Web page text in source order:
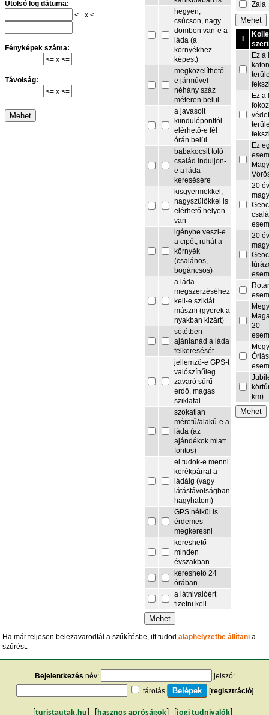
Utolsó log dátuma:
<= x <=
Fényképek száma:
<= x <=
Távolság:
<= x <=
hegyen,
csúcson, nagy
dombon van-e a
láda (a
környékhez
képest)
megközelíthető-
e járművel
néhány száz
méteren belül
a javasolt
kiindulóponttól
elérhető-e fél
órán belül
babakocsit toló
család induljon-
e a láda
keresésére
kisgyermekkel,
nagyszülőkkel is
elérhető helyen
van
igénybe veszi-e
a cipőt, ruhát a
környék
(csalános,
bogáncsos)
a láda
megszerzéséhez
kell-e sziklát
mászni (gyerek a
nyakban kizárt)
sötétben
ajánlanád a láda
felkeresését
jellemző-e GPS-t
valószínűleg
zavaró sűrű
erdő, magas
sziklafal
szokatlan
méretű/alakú-e a
láda (az
ajándékok miatt
fontos)
el tudok-e menni
kerékpárral a
ládáig (vagy
látástávolságban
hagyhatom)
GPS nélkül is
érdemes
megkeresni
kereshető
minden
évszakban
kereshető 24
órában
a látnivalóért
fizetni kell
Zala
Ez a
Ez a
Ez
20
20
20
km)
Ha már teljesen belezavarodtál a szűkítésbe, itt tudodalaphelyzetbe állítani a
szűrést.
Bejelentkezés név:
jelszó:
tárolás
[regisztráció]
turistautak.hu hasznos apróságok jogi tudnivalók